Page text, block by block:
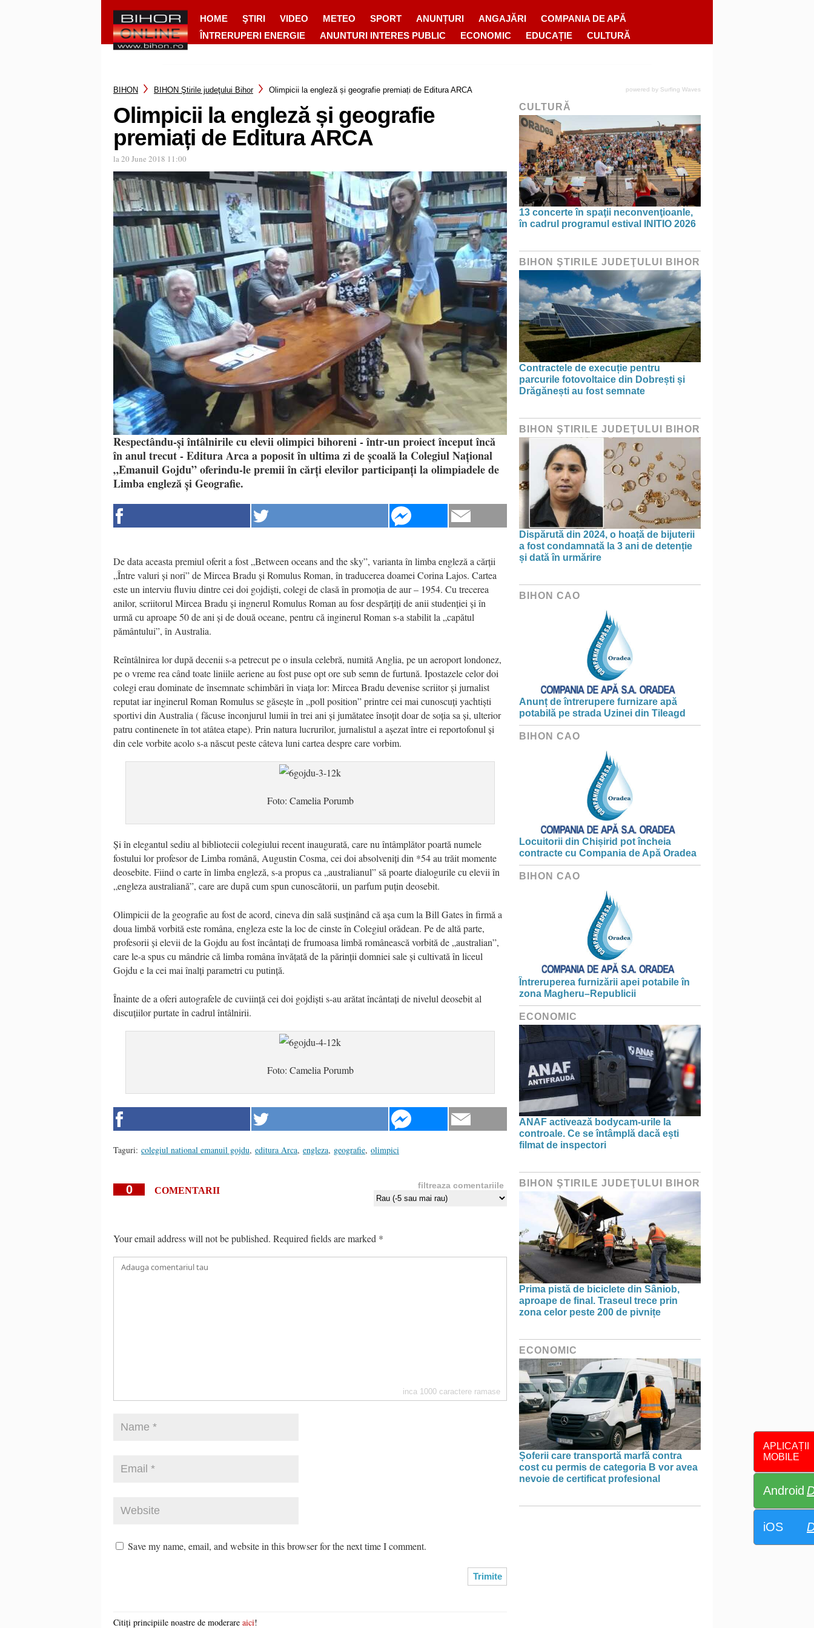
HOME ŞTIRI VIDEO METEO SPORT ANUNȚURI ANGAJĂRI
COMPANIA DE APĂ
ÎNTRERUPERI ENERGIE
ANUNTURI INTERES PUBLIC ECONOMIC EDUCAȚIE CULTURĂ
APLICAȚII
MOBILE
Android
iOS
BIHON BIHON Ştirile judeţului Bihor Olimpicii la engleză și geografie premiați de Editura ARCA
Olimpicii la engleză și geografie
premiați de Editura ARCA
la 20 June 2018 11:00
Respectându-și întâlnirile cu elevii olimpici bihoreni - într-un proiect început încă
în anul trecut - Editura Arca a poposit în ultima zi de școală la Colegiul Național
„Emanuil Gojdu” oferindu-le premii în cărți elevilor participanți la olimpiadele de
Limba engleză și Geografie.
De data aceasta premiul oferit a fost „Between oceans and the sky”, varianta în limba engleză a cărții
„Între valuri și nori” de Mircea Bradu și Romulus Roman, în traducerea doamei Corina Lajos. Cartea
este un interviu fluviu dintre cei doi gojdiști, colegi de clasă în promoția de aur – 1954. Cu trecerea
anilor, scriitorul Mircea Bradu și ingnerul Romulus Roman au fosr despărțiți de anii studenției și în
urmă cu aproape 50 de ani și de două oceane, pentru că inginerul Roman s-a stabilit la „capătul
pământului”, în Australia.
Reîntâlnirea lor după decenii s-a petrecut pe o insula celebră, numită Anglia, pe un aeroport londonez,
pe o vreme rea când toate liniile aeriene au fost puse opt ore sub semn de furtună. Ipostazele celor doi
colegi erau dominate de însemnate schimbări în viața lor: Mircea Bradu devenise scriitor și jurnalist
reputat iar inginerul Roman Romulus se găsește în „poll position” printre cei mai cunoscuți yachtiști
sportivi din Australia ( făcuse înconjurul lumii în trei ani și jumătatee însoțit doar de soția sa și, ulterior
patru continenete în tot atâtea etape). Prin natura lucrurilor, jurnalistul a așezat între ei reportofonul și
din cele vorbite acolo s-a născut peste câteva luni cartea despre care vorbim.
Foto: Camelia Porumb
Și în elegantul sediu al bibliotecii colegiului recent inaugurată, care nu întâmplător poartă numele
fostului lor profesor de Limba română, Augustin Cosma, cei doi absolveniți din *54 au trăit momente
deosebite. Fiind o carte în limba engleză, s-a propus ca „australianul” să poarte dialogurile cu elevii în
„engleza australiană”, care are după cum spun cunoscătorii, un parfum puțin deosebit.
Olimpicii de la geografie au fost de acord, cineva din sală susținând că așa cum la Bill Gates în firmă a
doua limbă vorbită este româna, engleza este la loc de cinste în Colegiul orădean. Pe de altă parte,
profesorii și elevii de la Gojdu au fost încântați de frumoasa limbă românească vorbită de „australian”,
care le-a spus cu mândrie că limba româna învățată de la părinții domniei sale și cultivată în liceul
Gojdu e la cei mai înalți parametri cu putință.
Înainte de a oferi autografele de cuviință cei doi gojdiști s-au arătat încântați de nivelul deosebit al
discuțiilor purtate în cadrul întâlnirii.
Foto: Camelia Porumb
Taguri: colegiul national emanuil gojdu, editura Arca, engleza, geografie, olimpici
0 COMENTARII filtreaza comentariile
Your email address will not be published. Required fields are marked *
inca 1000 caractere ramase
Save my name, email, and website in this browser for the next time I comment.
Citiți principiile noastre de moderare aici!
powered by Surfing Waves
CULTURĂ
13 concerte în spaţii neconvenţioanle,
în cadrul programul estival INITIO 2026
BIHON ŞTIRILE JUDEŢULUI BIHOR
Contractele de execuție pentru
parcurile fotovoltaice din Dobrești și
Drăgănești au fost semnate
BIHON ŞTIRILE JUDEŢULUI BIHOR
Dispărută din 2024, o hoață de bijuterii
a fost condamnată la 3 ani de detenție
și dată în urmărire
BIHON CAO
Anunț de întrerupere furnizare apă
potabilă pe strada Uzinei din Tileagd
BIHON CAO
Locuitorii din Chișirid pot încheia
contracte cu Compania de Apă Oradea
BIHON CAO
Întreruperea furnizării apei potabile în
zona Magheru–Republicii
ECONOMIC
ANAF activează bodycam-urile la
controale. Ce se întâmplă dacă ești
filmat de inspectori
BIHON ŞTIRILE JUDEŢULUI BIHOR
Prima pistă de biciclete din Sâniob,
aproape de final. Traseul trece prin
zona celor peste 200 de pivnițe
ECONOMIC
Șoferii care transportă marfă contra
cost cu permis de categoria B vor avea
nevoie de certificat profesional